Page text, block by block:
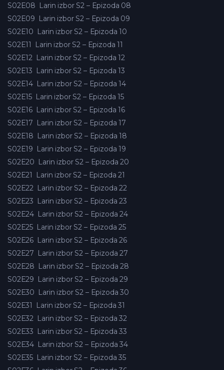
S02E08 Larin izbor S2 – Epizoda 08
S02E09 Larin izbor S2 – Epizoda 09
S02E10 Larin izbor S2 – Epizoda 10
S02E11
Larin izbor S2 – Epizoda 11
S02E12 Larin izbor S2 – Epizoda 12
S02E13 Larin izbor S2 – Epizoda 13
S02E14 Larin izbor S2 – Epizoda 14
S02E15 Larin izbor S2 – Epizoda 15
S02E16 Larin izbor S2 – Epizoda 16
S02E17 Larin izbor S2 – Epizoda 17
S02E18 Larin izbor S2 – Epizoda 18
S02E19 Larin izbor S2 – Epizoda 19
S02E20 Larin izbor S2 – Epizoda 20
S02E21
Larin izbor S2 – Epizoda 21
S02E22 Larin izbor S2 – Epizoda 22
S02E23 Larin izbor S2 – Epizoda 23
S02E24 Larin izbor S2 – Epizoda 24
S02E25 Larin izbor S2 – Epizoda 25
S02E26 Larin izbor S2 – Epizoda 26
S02E27 Larin izbor S2 – Epizoda 27
S02E28 Larin izbor S2 – Epizoda 28
S02E29 Larin izbor S2 – Epizoda 29
S02E30 Larin izbor S2 – Epizoda 30
S02E31
Larin izbor S2 – Epizoda 31
S02E32 Larin izbor S2 – Epizoda 32
S02E33 Larin izbor S2 – Epizoda 33
S02E34 Larin izbor S2 – Epizoda 34
S02E35 Larin izbor S2 – Epizoda 35